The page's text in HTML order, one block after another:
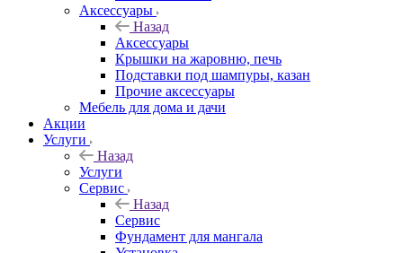
Аксессуары
Назад
Аксессуары
Крышки на жаровню, печь
Подставки под шампуры, казан
Прочие аксессуары
Мебель для дома и дачи
Акции
Услуги
Назад
Услуги
Сервис
Назад
Сервис
Фундамент для мангала